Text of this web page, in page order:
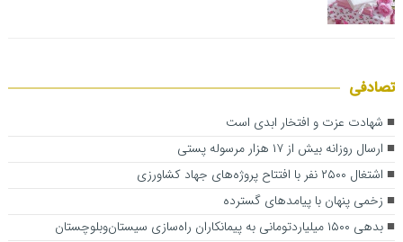
تصادفی
شهادت عزت و افتخار ابدی است
ارسال روزانه بیش از ۱۷ هزار مرسوله پستی
اشتغال ۲۵۰۰ نفر با افتتاح پروژه‌های جهاد کشاورزی
زخمی پنهان با پیامدهای گسترده
بدهی ۱۵۰۰ میلیاردتومانی به پیمانکاران راه‌سازی سیستان‌وبلوچستان